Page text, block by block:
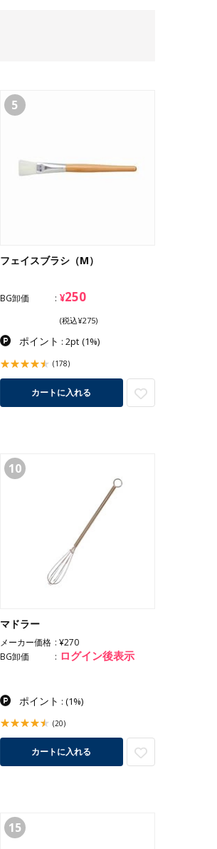
5
フェイスブラシ（M）
BG卸価 ¥250
(税込¥275)
ポイント : 2pt (1%)
(178)
カートに入れる
10
マドラー
メーカー価格
¥270
BG卸価
ログイン後表示
ポイント : (1%)
(20)
カートに入れる
15